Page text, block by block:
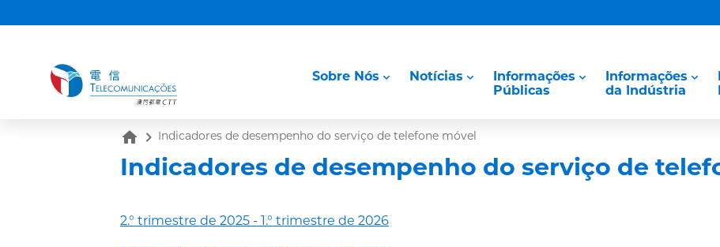
Sobre Nós Notícias
Informações
Públicas
Informações
da Indústria
home Indicadores de desempenho do serviço de telefone móvel
Indicadores de desempenho do serviço de
2.° trimestre de 2025 - 1.° trimestre de 2026